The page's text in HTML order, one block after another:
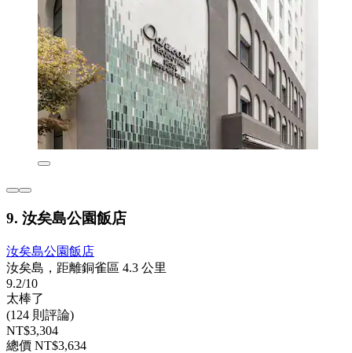
9. 汝矣島公園飯店
汝矣島公園飯店
汝矣島，距離銅雀區 4.3 公里
9.2/10
太棒了
(124 則評論)
NT$3,304
總價 NT$3,634